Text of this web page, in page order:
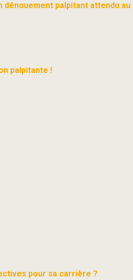
dénouement palpitant attendu
palpitante !
pour sa carrière ?